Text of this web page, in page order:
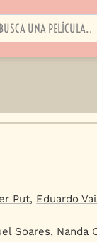
Put, Eduardo
Soares, Nanda